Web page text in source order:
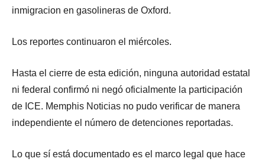
inmigracion en gasolineras de Oxford.
Los reportes continuaron el miércoles.
Hasta el cierre de esta edición, ninguna autoridad estatal
ni federal confirmó ni negó oficialmente la participación
de ICE. Memphis Noticias no pudo verificar de manera
independiente el número de detenciones reportadas.
Lo que sí está documentado es el marco legal que hace